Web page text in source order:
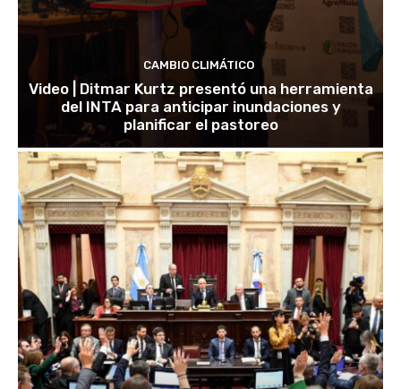
CAMBIO CLIMÁTICO
Video | Ditmar Kurtz presentó una herramienta
del INTA para anticipar inundaciones y
planificar el pastoreo